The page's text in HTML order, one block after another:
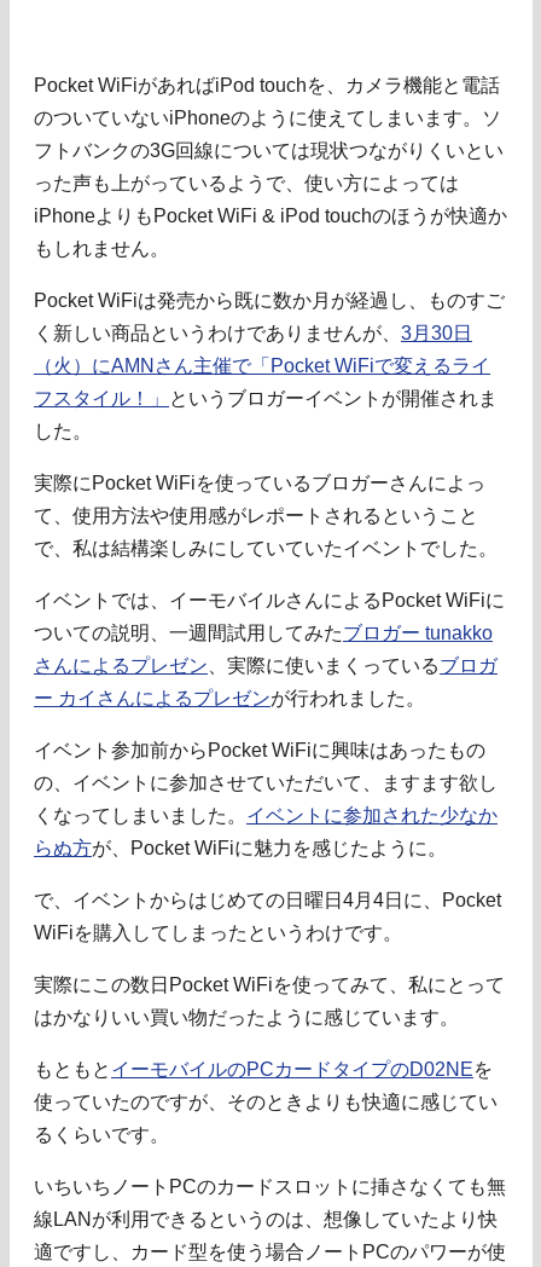
Pocket WiFiがあればiPod touchを、カメラ機能と電話
のついていないiPhoneのように使えてしまいます。ソ
フトバンクの3G回線については現状つながりくいとい
った声も上がっているようで、使い方によっては
iPhoneよりもPocket WiFi & iPod touchのほうが快適か
もしれません。
Pocket WiFiは発売から既に数か月が経過し、ものすご
く新しい商品というわけでありませんが、 3月30日
（火）にAMNさん主催で「Pocket WiFiで変えるライ
フスタイル！」
というブロガーイベントが開催されま
した。
実際にPocket WiFiを使っているブロガーさんによっ
て、使用方法や使用感がレポートされるということ
で、私は結構楽しみにしていていたイベントでした。
イベントでは、イーモバイルさんによるPocket WiFiに
ついての説明、一週間試用してみたブロガー tunakko
さんによるプレゼン 、実際に使いまくっているブロガ
ー カイさんによるプレゼンが行われました。
イベント参加前からPocket WiFiに興味はあったもの
の、イベントに参加させていただいて、ますます欲し
くなってしまいました。 イベントに参加された少なか
らぬ方が、Pocket WiFiに魅力を感じたように。
で、イベントからはじめての日曜日4月4日に、Pocket
WiFiを購入してしまったというわけです。
実際にこの数日Pocket WiFiを使ってみて、私にとって
はかなりいい買い物だったように感じています。
もともと イーモバイルのPCカードタイプのD02NEを
使っていたのですが、そのときよりも快適に感じてい
るくらいです。
いちいちノートPCのカードスロットに挿さなくても無
線LANが利用できるというのは、想像していたより快
適ですし、カード型を使う場合ノートPCのパワーが使